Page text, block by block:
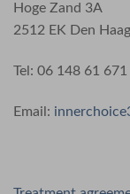
Hoge Zand 3A
2512 EK Den Haag
Tel: 06 148 61 671
Email: